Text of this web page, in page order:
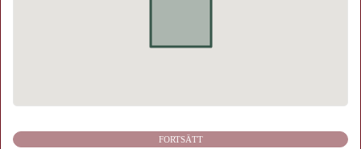
FORTSÄTT